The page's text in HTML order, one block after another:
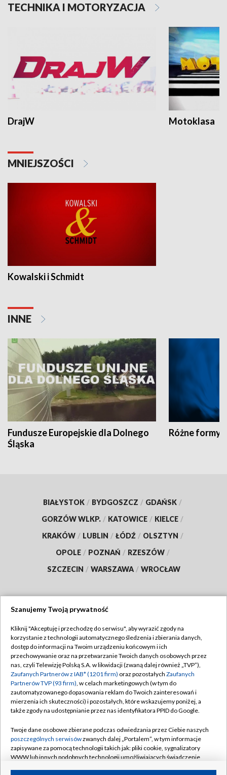
TECHNIKA I MOTORYZACJA
DrajW Motoklasa
MNIEJSZOŚCI
Kowalski i Schmidt
INNE
Fundusze Europejskie dla Dolnego
Śląska
Różne formy
BIAŁYSTOK / BYDGOSZCZ / GDAŃSK /
GORZÓW WLKP. / KATOWICE / KIELCE /
KRAKÓW / LUBLIN / ŁÓDŹ / OLSZTYN /
OPOLE / POZNAŃ / RZESZÓW /
SZCZECIN / WARSZAWA / WROCŁAW
TVP
Abonament TVP
Emisja w TVP
Centrum informacji TVP
Naziemna Telewizja Cyfrowa
Rada Programowa
System NOS
Informacje o nadawcy
Regulamin TVP
Polityka prywatności
Moje zgody
Pomoc
Kontakt
Kanały
Szanujemy Twoją prywatność
Kliknij "Akceptuję i przechodzę do serwisu", aby wyrazić zgody na
korzystanie z technologii automatycznego śledzenia i zbierania danych,
dostęp do informacji na Twoim urządzeniu końcowym i ich
przechowywanie oraz na przetwarzanie Twoich danych osobowych przez
nas, czyli Telewizję Polską S.A. w likwidacji (zwaną dalej również „TVP”),
Zaufanych Partnerów z IAB* (1201 firm) oraz pozostałych Zaufanych
Partnerów TVP (93 firm), w celach marketingowych (w tym do
zautomatyzowanego dopasowania reklam do Twoich zainteresowań i
mierzenia ich skuteczności) i pozostałych, które wskazujemy poniżej, a
także zgody na udostępnianie przez nas identyfikatora PPID do Google.
Twoje dane osobowe zbierane podczas odwiedzania przez Ciebie naszych
poszczególnych serwisówzwanych dalej „Portalem”, w tym informacje
zapisywane za pomocą technologii takich jak: pliki cookie, sygnalizatory
WWW lub innych podobnych technologii umożliwiających świadczenie